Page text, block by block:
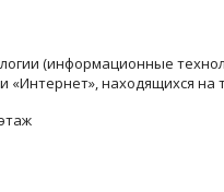
(информационные
находящихся